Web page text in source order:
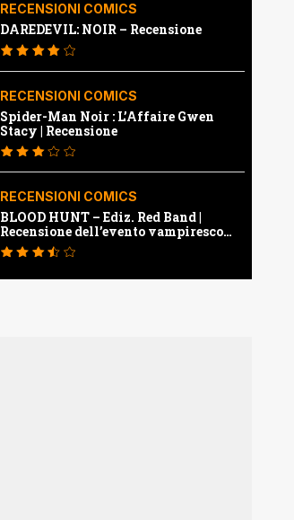
RECENSIONI COMICS
DAREDEVIL: NOIR – Recensione
RECENSIONI COMICS
Spider-Man Noir : L’Affaire Gwen
Stacy | Recensione
RECENSIONI COMICS
BLOOD HUNT – Ediz. Red Band |
Recensione dell’evento vampiresco
della Marvel